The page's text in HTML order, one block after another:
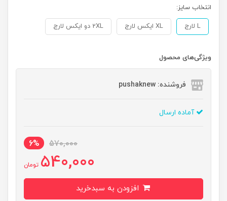
انتخاب سایز:
L لارج XL ایکس لارج 2XL دو ایکس لارج
ویژگی‌های محصول
فروشنده: pushaknew
آماده ارسال
570,000
6%
540,000 تومان